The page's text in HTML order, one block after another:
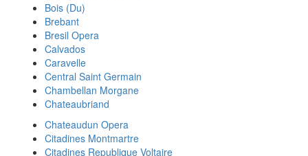
Bois (Du)
Brebant
Bresil Opera
Calvados
Caravelle
Central Saint Germain
Chambellan Morgane
Chateaubriand
Chateaudun Opera
Citadines Montmartre
Citadines Republique Voltaire